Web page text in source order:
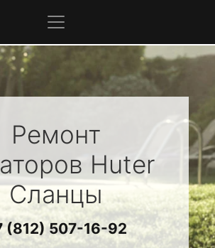
Ремонт
Huter
Сланцы
(812) 507-16-92